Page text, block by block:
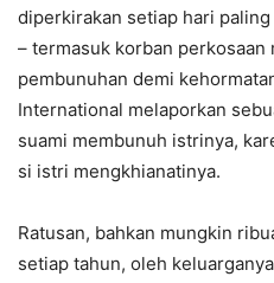
diperkirakan setiap hari
– termasuk korban perkosaan
pembunuhan demi
International melaporkan
suami membunuh istrinya,
si istri mengkhianatinya.
Ratusan, bahkan mungkin
setiap tahun, oleh